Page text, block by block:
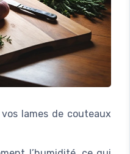
lames de couteaux